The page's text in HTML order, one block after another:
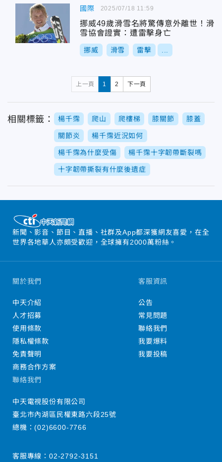
國際
挪威49歲滑雪名將驚傳意外離世！滑
雪協會證實：遭雷擊身亡
挪威 滑雪 雷擊
2025/07/18 11:59
上一頁 1 2 下一頁
相關標籤： 楊千霈 爬山 爬樓梯 膝關節 膝蓋
關節炎 楊千霈近況如何
楊千霈為什麼受傷 楊千霈十字韌帶斷裂嗎
十字韌帶撕裂有什麼後遺症
新聞、影音、節目、直播、社群及App都深獲網友喜愛，在全
世界各地華人亦頗受歡迎，全球擁有2000萬粉絲。
關於我們
中天介紹
人才招募
使用條款
隱私權條款
免責聲明
商務合作方案
客服資訊
公告
常見問題
聯絡我們
我要爆料
我要投稿
聯絡我們
中天電視股份有限公司
臺北市內湖區民權東路六段25號
總機：(02)6600-7766
客服專線： 02-2792-3151